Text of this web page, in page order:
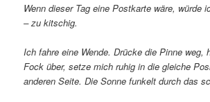
Wenn dieser Tag eine Postkarte wäre, würde
– zu kitschig.
Ich fahre eine Wende. Drücke die Pinne weg,
Fock über, setze mich ruhig in die gleiche
anderen Seite. Die Sonne funkelt durch das